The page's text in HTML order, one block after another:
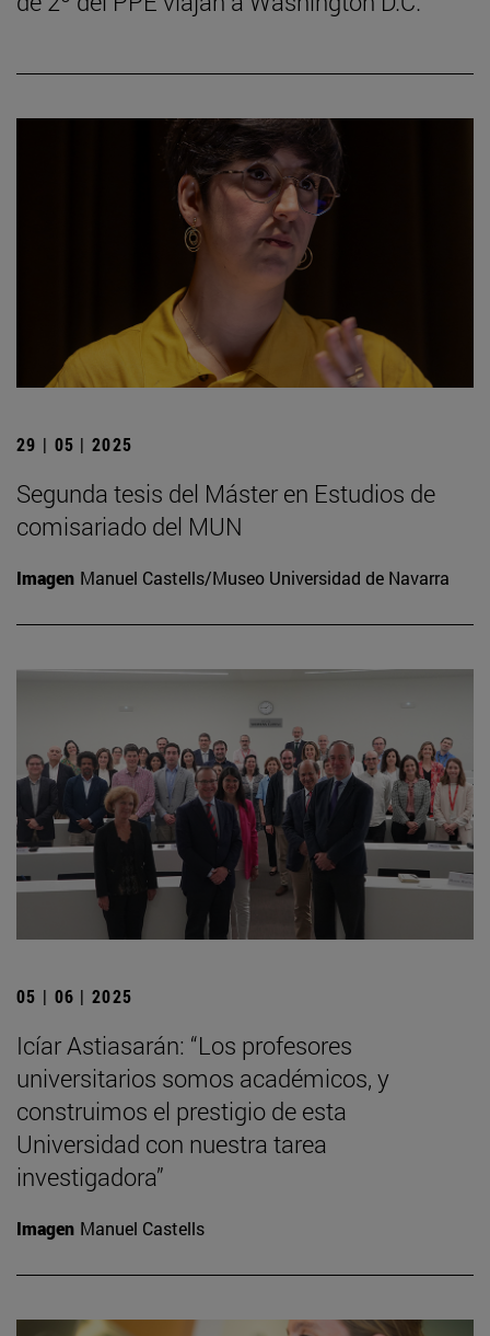
29 | 05 | 2025
Segunda tesis del Máster en Estudios de
comisariado del MUN
Imagen Manuel Castells/Museo Universidad de Navarra
05 | 06 | 2025
Icíar Astiasarán: “Los profesores
universitarios somos académicos, y
construimos el prestigio de esta
Universidad con nuestra tarea
investigadora”
Imagen Manuel Castells